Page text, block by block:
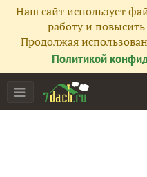
Наш сайт использует
работу и
Продолжая
Политикой